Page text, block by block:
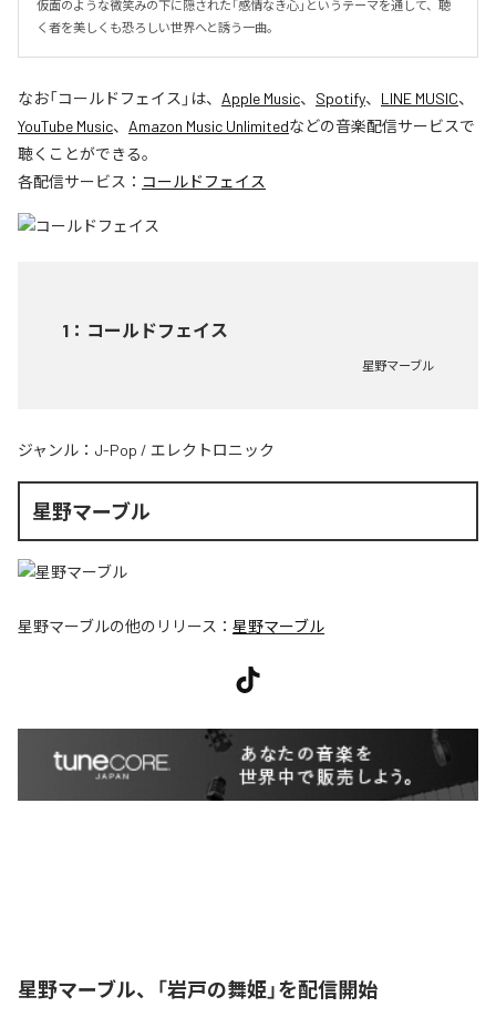
仮面のような微笑みの下に隠された「感情なき心」というテーマを通して、聴
く者を美しくも恐ろしい世界へと誘う一曲。
なお「コールドフェイス 」は、 Apple Music、 Spotify、 LINE MUSIC、
YouTube Music、 Amazon Music Unlimitedなどの音楽配信サービスで
聴くことができる。
各配信サービス： コールドフェイス
1 ： コールドフェイス
星野マーブル
ジャンル： J-Pop / エレクトロニック
星野マーブル
星野マーブルの他のリリース： 星野マーブル
星野マーブル、「岩戸の舞姫」を配信開始